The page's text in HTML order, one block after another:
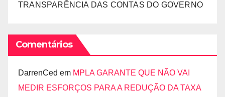
TRANSPARÊNCIA DAS CONTAS DO GOVERNO
Comentários
DarrenCed em MPLA GARANTE QUE NÃO VAI
MEDIR ESFORÇOS PARA A REDUÇÃO DA TAXA